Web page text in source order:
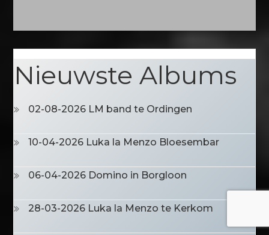
Nieuwste Albums
02-08-2026 LM band te Ordingen
10-04-2026 Luka la Menzo Bloesembar
06-04-2026 Domino in Borgloon
28-03-2026 Luka la Menzo te Kerkom